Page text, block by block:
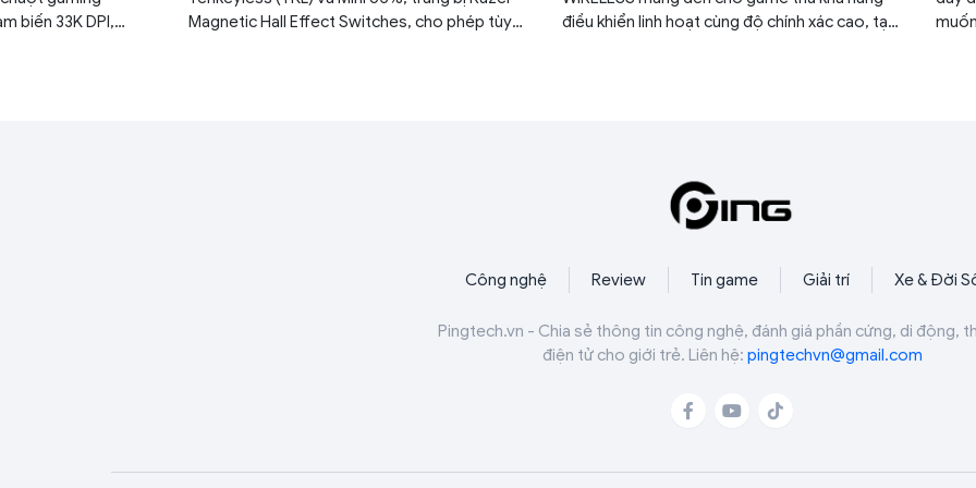
biến 33K DPI,
Magnetic Hall Effect Switches, cho phép tùy
điều khiển linh hoạt cùng độ chính xác cao, tạo
Công nghệ Review Tin game Giải trí Xe & Đời
Pingtech.vn - Chia sẻ thông tin công nghệ, đánh giá phần cứng, di động,
điện tử cho giới trẻ. Liên hệ: pingtechvn@gmail.com